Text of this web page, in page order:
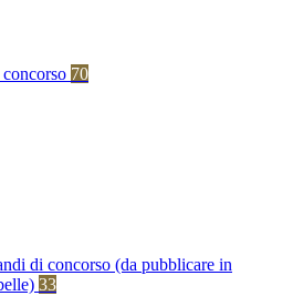
70
di concorso (da pubblicare in
33